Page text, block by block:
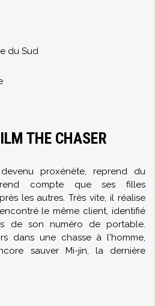
du Sud
THE CHASER
proxénète, reprend du
compte que ses filles
les autres. Très vite, il réalise
le même client, identifié
de son numéro de portable.
dans une chasse à l'homme,
sauver Mi-jin, la dernière